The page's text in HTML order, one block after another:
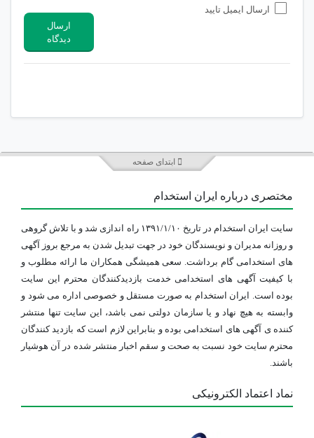
امکان تأیید نظرات کاربرانی که به هر طریقی قصد مأیوس کردن
هرگونه تحریک، تحقیر و کنایه به سایر افراد (مسئول و غیر مسئول)
غیر مجاز می باشد.
ارسال ایمیل تایید
ارسال
دیدگاه
ابتدای صفحه
مختصری درباره ایران استخدام
سایت ایران استخدام در تاریخ ۱۳۹۱/۱/۱۰ راه اندازی شد و با تلاش گروهی
و روزانه مدیران و نویسندگان خود در جهت تبدیل شدن به مرجع بروز آگهی
های استخدامی گام برداشت. سعی همیشگی همکاران ما ارائه مطلوب و
با کیفیت آگهی های استخدامی خدمت بازدیدکنندگان محترم این سایت
بوده است. ایران استخدام به صورت مستقل و خصوصی اداره می شود و
وابسته به هیچ نهاد و یا سازمان دولتی نمی باشد، این سایت تنها منتشر
کننده ی آگهی های استخدامی بوده و بنابراین لازم است که بازدید کنندگان
محترم سایت خود نسبت به صحت و سقم اخبار منتشر شده در آن هوشیار
باشند.
نماد اعتماد الکترونیکی